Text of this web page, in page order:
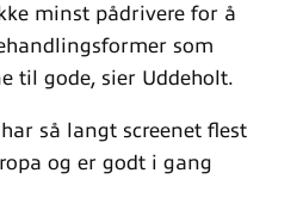
minst pådrivere for å
som
til gode, sier Uddeholt.
så langt screenet flest
og er godt i gang